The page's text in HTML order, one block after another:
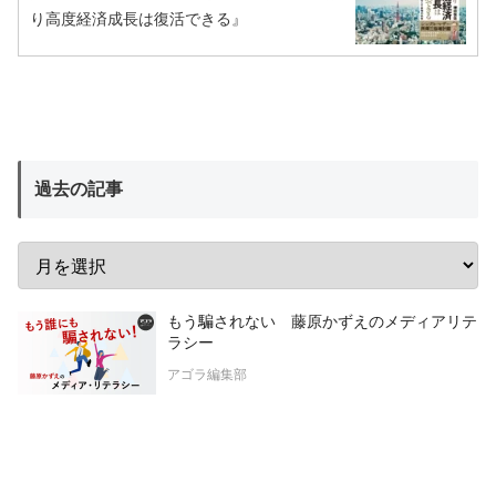
り高度経済成長は復活できる』
過去の記事
もう騙されない 藤原かずえのメディアリテ
ラシー
アゴラ編集部